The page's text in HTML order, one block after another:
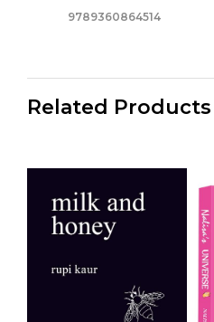
9789360864514
Related Products